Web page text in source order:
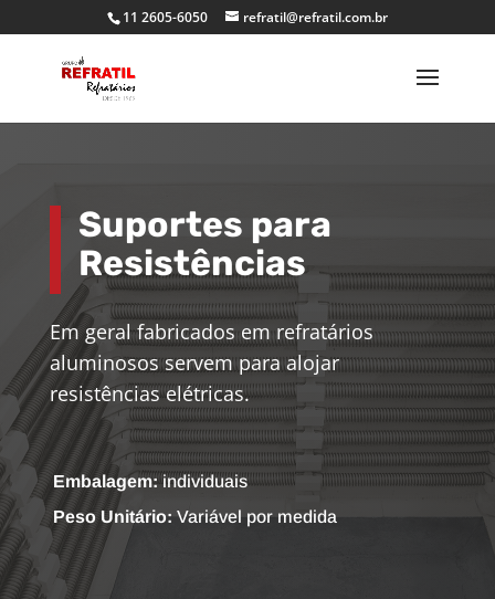
11 2605-6050 refratil@refratil.com.br
Suportes para
Resistências
Em geral fabricados em refratários
aluminosos servem para alojar
resistências elétricas.
Embalagem:individuais
Peso Unitário: Variável por medida